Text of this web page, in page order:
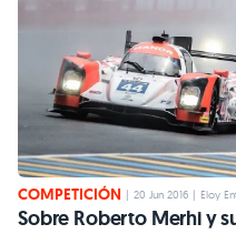
COMPETICIÓN | 20 Jun 2016 | Eloy
Sobre Roberto Merhi y